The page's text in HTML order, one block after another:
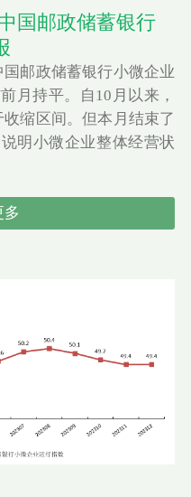
国邮政储蓄银行
邮政储蓄银行小微企业
月持平。自10月以来，
缩区间。但本月结束了
明小微企业整体经营状
多